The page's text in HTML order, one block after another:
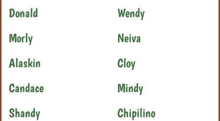
Donald
Wendy
Morly
Neiva
Alaskin
Cloy
Candace
Mindy
Shandy
Chipilino